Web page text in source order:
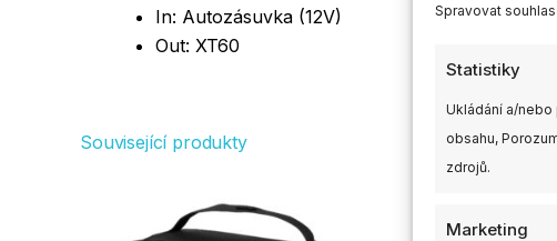
Spravovat
Statistiky
Ukládání a/
obsahu,
zdrojů.
Marketing
In: Autozásuvka (12V)
Out: XT60
Související produkty